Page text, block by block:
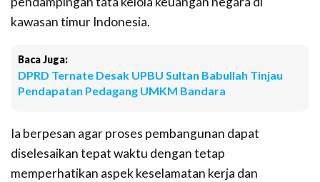
kawasan timur Indonesia.
Baca Juga:
DPRD Ternate Desak UPBU Sultan Babullah Tinjau
Pendapatan Pedagang UMKM Bandara
Ia berpesan agar proses pembangunan dapat
diselesaikan tepat waktu dengan tetap
memperhatikan aspek keselamatan kerja dan